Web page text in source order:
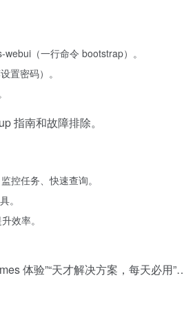
（一行命令 bootstrap）。
置密码）。
指南和故障排除。
控任务、快速查询。
。
效率。
体验”“天才解决方案，每天必